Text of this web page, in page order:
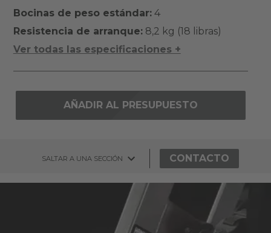
Bocinas de peso estándar:4
Resistencia de arranque:8,2 kg (18 libras)
Ver todas las especificaciones +
AÑADIR AL PRESUPUESTO
SALTAR A UNA SECCIÓN CONTACTO